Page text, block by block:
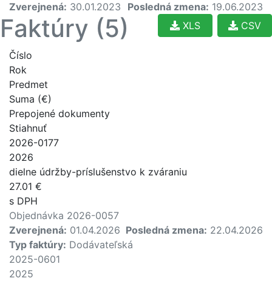
Zverejnená: 30.01.2023 Posledná zmena: 19.06.2023
Faktúry (5) CSV
XLS
Číslo
Rok
Predmet
Suma (€)
Prepojené dokumenty
Stiahnuť
2026-0177
2026
dielne údržby-príslušenstvo k zváraniu
27.01 €
s DPH
Objednávka 2026-0057
Zverejnená: 01.04.2026 Posledná zmena: 22.04.2026
Typ faktúry: Dodávateľská
2025-0601
2025